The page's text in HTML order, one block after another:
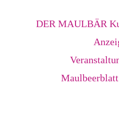
DER MAULBÄR